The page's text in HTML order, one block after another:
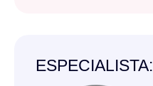
ESPECIALISTA: